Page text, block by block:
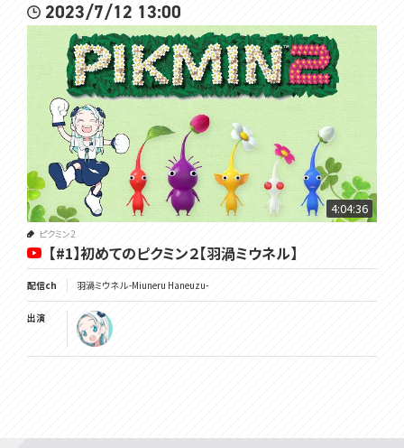
2023/7/12 13:00
4:04:36
ピクミン2
【#1】初めてのピクミン２【羽渦ミウネル】
配信ch 羽渦ミウネル -Miuneru Haneuzu-
出演